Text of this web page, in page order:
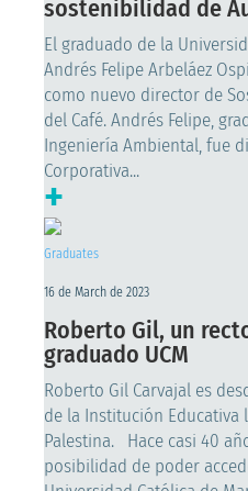
sostenibilidad de
El graduado de la
Andrés Felipe Arbeláez
como nuevo director de
del Café. Andrés Felipe,
Ingeniería Ambiental, fue
Corporativa...
+
Graduates
16 de March de 2023
Roberto Gil, un
graduado UCM
Roberto Gil Carvajal es
de la Institución Educativa
Palestina. Hace casi 40
posibilidad de poder